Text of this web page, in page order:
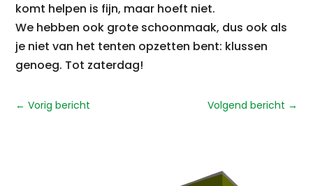
komt helpen is fijn, maar hoeft niet.
We hebben ook grote schoonmaak, dus ook als
je niet van het tenten opzetten bent: klussen
genoeg. Tot zaterdag!
←Vorig bericht Volgend bericht →